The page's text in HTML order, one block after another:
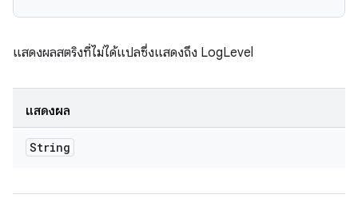
แสดงผลสตริงที่ไม่ได้แปลซึ่งแสดงถึง LogLevel
แสดงผล
String